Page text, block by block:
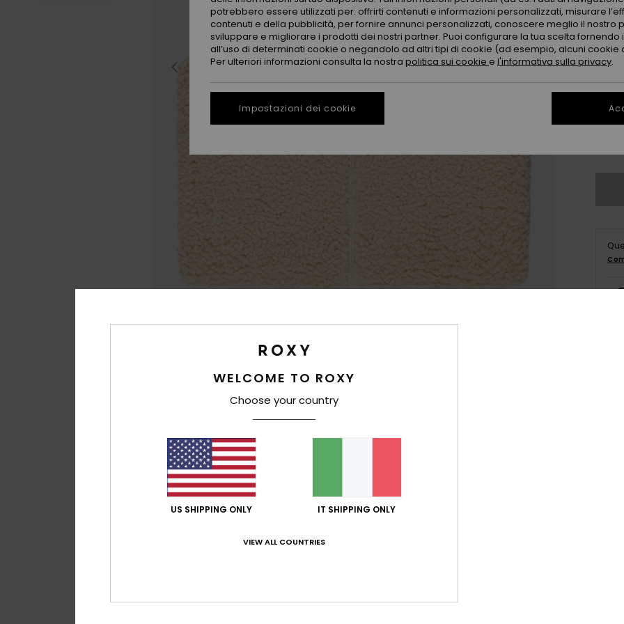
16
WELCOME TO ROXY
Choose your country
US SHIPPING ONLY IT SHIPPING ONLY
VIEW ALL COUNTRIES
potrebbero essere utilizzati per: offrirti contenuti e informazioni personalizzati, misurare
contenuti e della pubblicità, per fornire annunci personalizzati, conoscere meglio il nostro
sviluppare e migliorare i prodotti dei nostri partner. Puoi configurare la tua scelta fornendo
all’uso di determinati cookie o negandolo ad altri tipi di cookie (ad esempio, alcuni cookie
Per ulteriori informazioni consulta la nostra politica sui cookie e l'informativa sulla privacy.
Impostazioni dei cookie